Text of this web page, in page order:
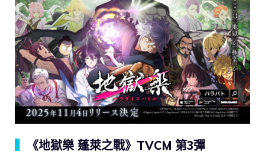
《地獄樂 蓬萊之戰》TVCM 第3彈